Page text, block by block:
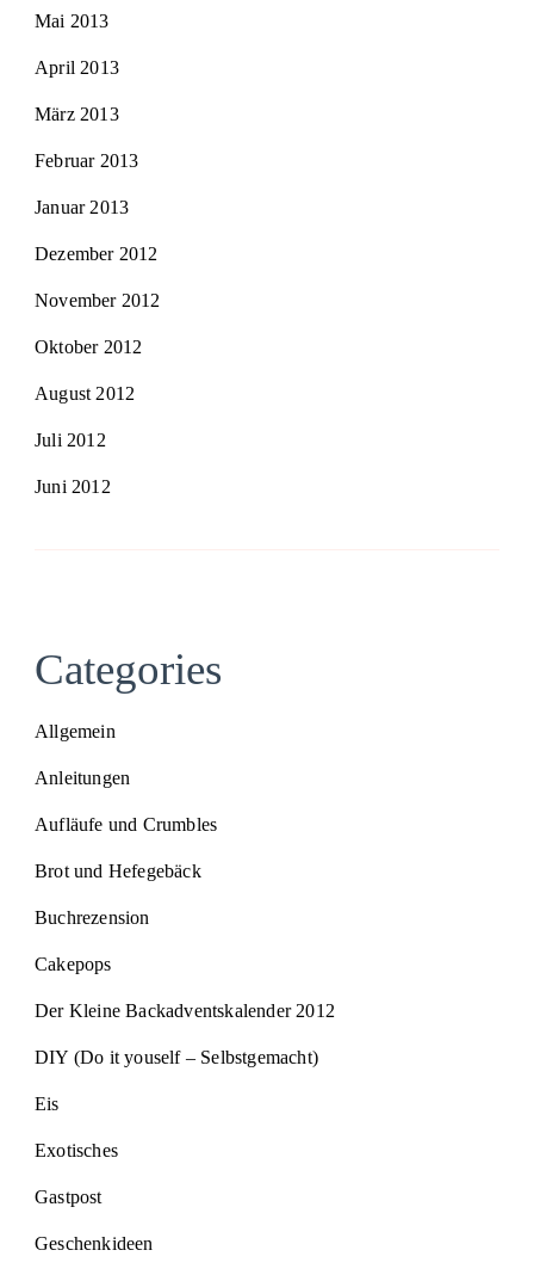
Mai 2013
April 2013
März 2013
Februar 2013
Januar 2013
Dezember 2012
November 2012
Oktober 2012
August 2012
Juli 2012
Juni 2012
Categories
Allgemein
Anleitungen
Aufläufe und Crumbles
Brot und Hefegebäck
Buchrezension
Cakepops
Der Kleine Backadventskalender 2012
DIY (Do it youself – Selbstgemacht)
Eis
Exotisches
Gastpost
Geschenkideen